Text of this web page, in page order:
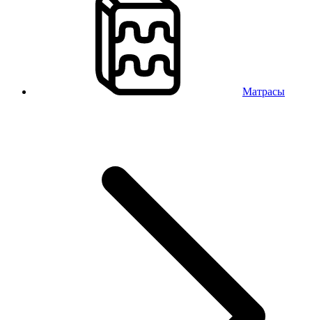
Матрасы